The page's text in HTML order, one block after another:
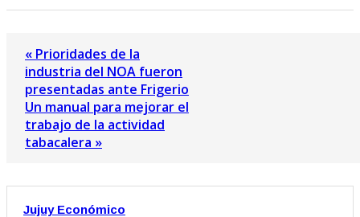
« Prioridades de la
industria del NOA fueron
presentadas ante Frigerio
Un manual para mejorar el
trabajo de la actividad
tabacalera »
Jujuy Económico